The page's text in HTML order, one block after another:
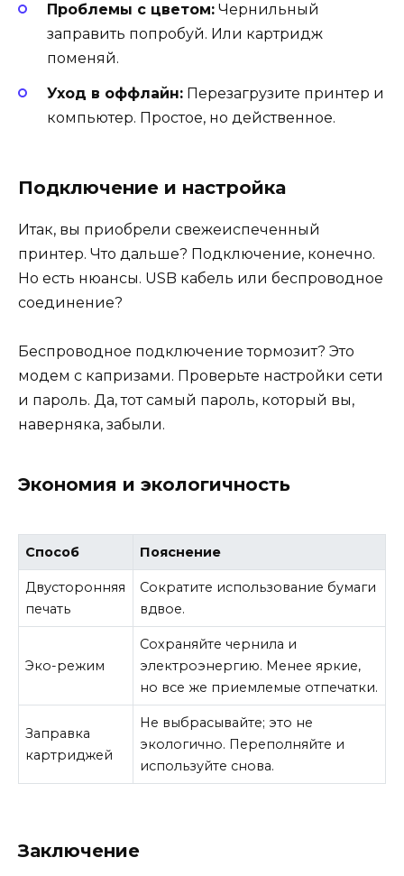
Проблемы с цветом: Чернильный
заправить попробуй. Или картридж
поменяй.
Уход в оффлайн: Перезагрузите принтер и
компьютер. Простое, но действенное.
Подключение и настройка
Итак, вы приобрели свежеиспеченный
принтер. Что дальше? Подключение, конечно.
Но есть нюансы. USB кабель или беспроводное
соединение?
Беспроводное подключение тормозит? Это
модем с капризами. Проверьте настройки сети
и пароль. Да, тот самый пароль, который вы,
наверняка, забыли.
Экономия и экологичность
Способ Пояснение
Двусторонняя
печать
Сократите использование бумаги
вдвое.
Эко-режим
Сохраняйте чернила и
электроэнергию. Менее яркие,
но все же приемлемые отпечатки.
Заправка
картриджей
Не выбрасывайте; это не
экологично. Переполняйте и
используйте снова.
Заключение